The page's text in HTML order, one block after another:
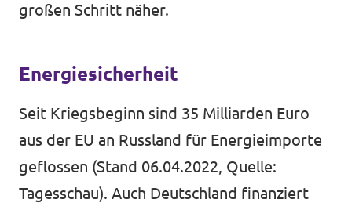
großen Schritt näher.
Energiesicherheit
Seit Kriegsbeginn sind 35 Milliarden Euro
aus der EU an Russland für Energieimporte
geflossen (Stand 06.04.2022, Quelle:
Tagesschau). Auch Deutschland finanziert